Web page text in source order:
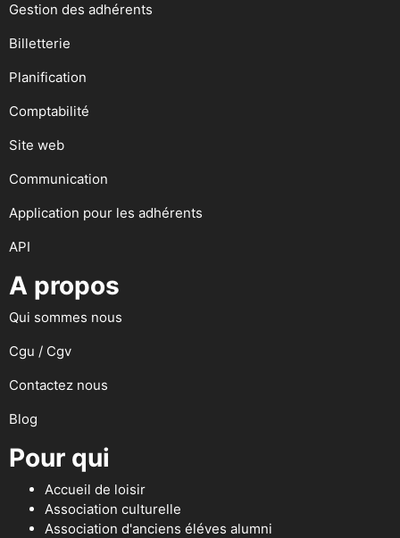
Gestion des adhérents
Billetterie
Planification
Comptabilité
Site web
Communication
Application pour les adhérents
API
A propos
Qui sommes nous
Cgu / Cgv
Contactez nous
Blog
Pour qui
Accueil de loisir
Association culturelle
Association d'anciens éléves alumni